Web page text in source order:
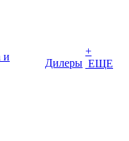
и
Дилеры
+
ЕЩЕ